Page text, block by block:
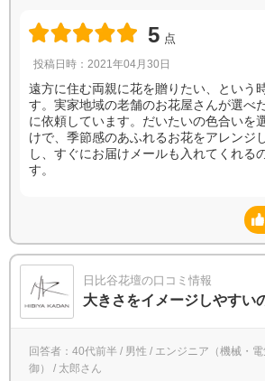
5 点
投稿日時：2021年04月30日
遠方に住む両親に花を贈りたい、という
す。実家地域の老舗のお花屋さんが選べ
に依頼しています。だいたいの色合いを
けで、季節感のあふれるお花をアレンジ
し、すぐにお届けメールも入れてくれる
す。
日比谷花壇の口コミ情報
大きさをイメージしやすい
回答者：40代前半 / 男性 / エンジニア（機械・
御） / 太郎さん